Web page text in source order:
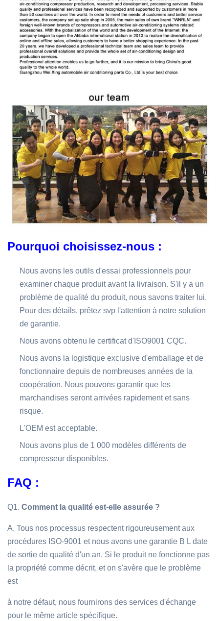
Pourquoi choisissez-nous :
Nous avons les outils d'essai professionnels pour
examiner chaque produit avant la livraison. S'il y a un
problème de qualité du produit, nous savons traiter lui.
Pour des détails, prêtez svp l'attention à notre solution
de garantie.
Nous avons obtenu le certificat d'ISO9001 CQC.
Nous avons la logistique exclusive d'emballage et de
fonctionnaire depuis de nombreuses années de la
coopération. Nous pouvons garantir que les
marchandises seront arrivées rapidement et sans
risque.
L'OEM est acceptable.
Nous avons plus de 1 000 modèles différents de
compresseur disponibles.
FAQ :
Q1. Comment la qualité est-elle assurée ?
A. Tous nos processus respectent rigoureusement aux
procédures ISO-9001 et nous avons une garantie B L date
de sortie de qualité d'un an. Si le produit ne fonctionne pas
la propriété comme décrit, et on s'avère que le problème
est
à notre défaut, nous fournirons des services d'échange
pour le même article spécifique.